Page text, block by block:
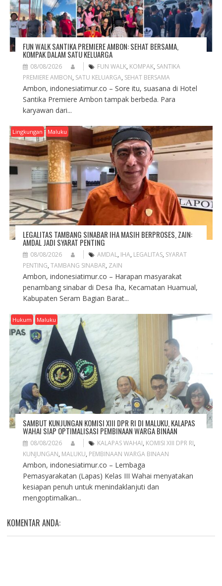
FUN WALK SANTIKA PREMIERE AMBON: SEHAT BERSAMA,
KOMPAK DALAM SATU KELUARGA
08/08/2026 FUN WALK, KOMPAK, SANTIKA
PREMIERE AMBON, SATU KELUARGA, SEHAT BERSAMA
Ambon, indonesiatimur.co – Sore itu, suasana di Hotel
Santika Premiere Ambon tampak berbeda. Para
karyawan dari...
Lingkungan Maluku
LEGALITAS TAMBANG SINABAR IHA MASIH BERPROSES, ZAIN:
AMDAL JADI SYARAT PENTING
08/08/2026 AMDAL, IHA, LEGALITAS, SYARAT
PENTING, TAMBANG SINABAR, ZAIN
Ambon, indonesiatimur.co – Harapan masyarakat
penambang sinabar di Desa Iha, Kecamatan Huamual,
Kabupaten Seram Bagian Barat...
Hukum Maluku
SAMBUT KUNJUNGAN KOMISI XIII DPR RI DI MALUKU, KALAPAS
WAHAI SIAP OPTIMALISASI PEMBINAAN WARGA BINAAN
08/08/2026 KALAPAS WAHAI, KOMISI XIII DPR RI,
KUNJUNGAN, MALUKU, PEMBINAAN WARGA BINAAN
Ambon, indonesiatimur.co – Lembaga
Pemasyarakatan (Lapas) Kelas III Wahai menyatakan
kesiapan penuh untuk menindaklanjuti dan
mengoptimalkan...
KOMENTAR ANDA: